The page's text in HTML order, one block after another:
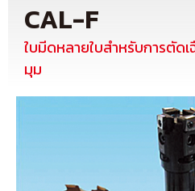
CAL-F
ใบมีดหลายใบสำหรับการตัด
มุม